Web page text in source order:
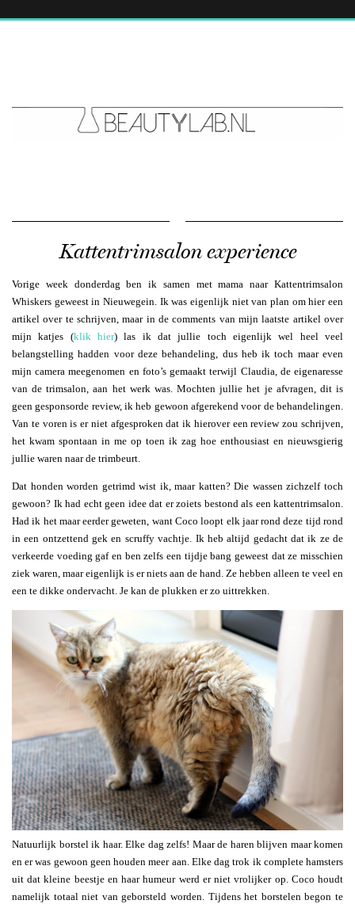
Kattentrimsalon experience
Vorige week donderdag ben ik samen met mama naar Kattentrimsalon
Whiskers geweest in Nieuwegein. Ik was eigenlijk niet van plan om hier een
artikel over te schrijven, maar in de comments van mijn laatste artikel over
mijn katjes (klik hier) las ik dat jullie toch eigenlijk wel heel veel
belangstelling hadden voor deze behandeling, dus heb ik toch maar even
mijn camera meegenomen en foto’s gemaakt terwijl Claudia, de eigenaresse
van de trimsalon, aan het werk was. Mochten jullie het je afvragen, dit is
geen gesponsorde review, ik heb gewoon afgerekend voor de behandelingen.
Van te voren is er niet afgesproken dat ik hierover een review zou schrijven,
het kwam spontaan in me op toen ik zag hoe enthousiast en nieuwsgierig
jullie waren naar de trimbeurt.
Dat honden worden getrimd wist ik, maar katten? Die wassen zichzelf toch
gewoon? Ik had echt geen idee dat er zoiets bestond als een kattentrimsalon.
Had ik het maar eerder geweten, want Coco loopt elk jaar rond deze tijd rond
in een ontzettend gek en scruffy vachtje. Ik heb altijd gedacht dat ik ze de
verkeerde voeding gaf en ben zelfs een tijdje bang geweest dat ze misschien
ziek waren, maar eigenlijk is er niets aan de hand. Ze hebben alleen te veel en
een te dikke ondervacht. Je kan de plukken er zo uittrekken.
Natuurlijk borstel ik haar. Elke dag zelfs! Maar de haren blijven maar komen
en er was gewoon geen houden meer aan. Elke dag trok ik complete hamsters
uit dat kleine beestje en haar humeur werd er niet vrolijker op. Coco houdt
namelijk totaal niet van geborsteld worden. Tijdens het borstelen begon te